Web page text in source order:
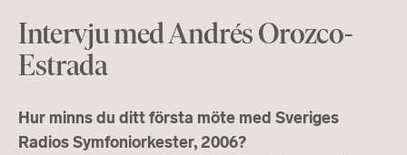
Intervju med Andrés Orozco-
Estrada
Hur minns du ditt första möte med Sveriges
Radios Symfoniorkester, 2006?